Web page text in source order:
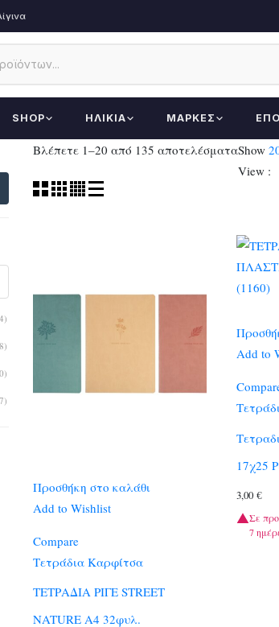
SHOP ΗΛΙΚΊΑ ΜΆΡΚΕΣ
Βλέπετε 1–20 από 135 αποτελέσματαSorted
by
Show
View :
Προσθήκη στο καλάθι
Add to Wishlist
Compare
Τετράδια Καρφίτσα
ΤΕΤΡΑΔΙΑ ΡΙΓΕ STREET
NATURE A4 32φυλ.
Add to
17χ25
3,00 €
Σε
7